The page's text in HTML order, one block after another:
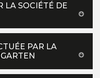
LA SOCIÉTÉ DE
PAR LA